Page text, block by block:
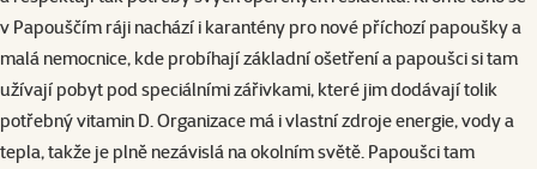
v Papouščím ráji nachází i karantény pro nové příchozí papoušky a
malá nemocnice, kde probíhají základní ošetření a papoušci si tam
užívají pobyt pod speciálními zářivkami, které jim dodávají tolik
potřebný vitamin D. Organizace má i vlastní zdroje energie, vody a
tepla, takže je plně nezávislá na okolním světě. Papoušci tam